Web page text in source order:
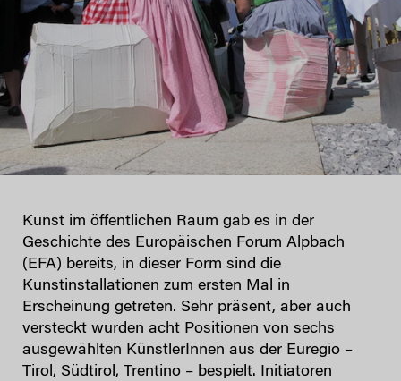
Kunst im öffentlichen Raum gab es in der
Geschichte des Europäischen Forum Alpbach
(EFA) bereits, in dieser Form sind die
Kunstinstallationen zum ersten Mal in
Erscheinung getreten. Sehr präsent, aber auch
versteckt wurden acht Positionen von sechs
ausgewählten KünstlerInnen aus der Euregio –
Tirol, Südtirol, Trentino – bespielt. Initiatoren